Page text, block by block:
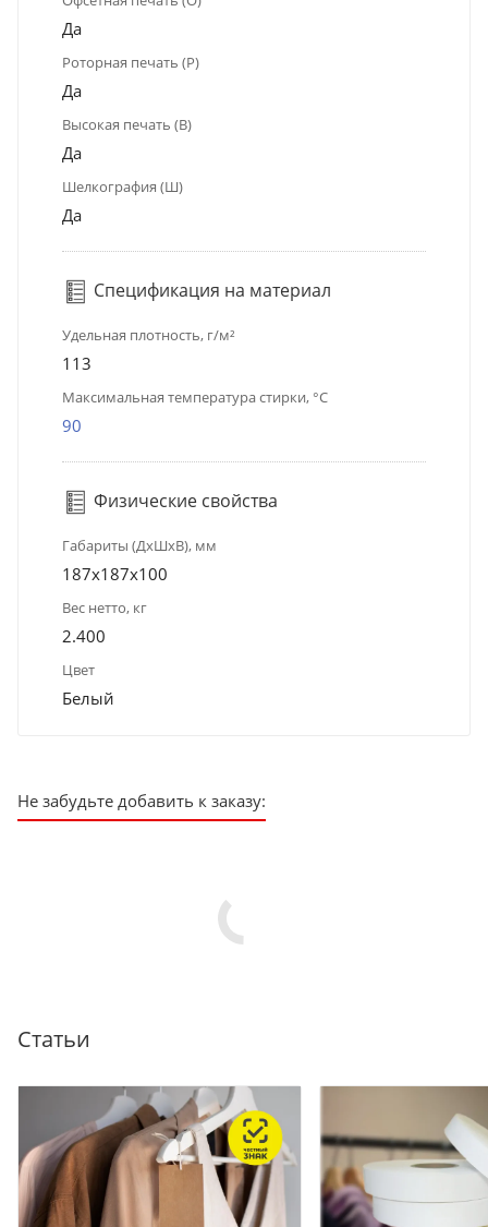
Да
Роторная печать (Р)
Да
Высокая печать (В)
Да
Шелкография (Ш)
Да
Спецификация на материал
Удельная плотность, г/м²
113
Максимальная температура стирки, °C
90
Физические свойства
Габариты (ДхШхВ), мм
187х187х100
Вес нетто, кг
2.400
Цвет
Белый
Не забудьте добавить к заказу:
Статьи